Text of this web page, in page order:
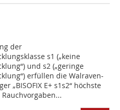
der
s1 („keine
und s2 („geringe
erfüllen die Walraven-
„BISOFIX E+ s1s2“ höchste